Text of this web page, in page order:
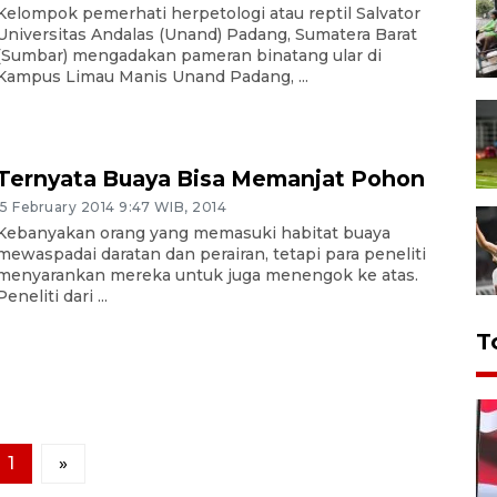
pemerhati herpetologi atau reptil Salvator
Andalas (Unand) Padang, Sumatera Barat
mengadakan pameran binatang ular di
Limau Manis Unand Padang, ...
Buaya Bisa Memanjat Pohon
February 2014 9:47 WIB, 2014
orang yang memasuki habitat buaya
daratan dan perairan, tetapi para peneliti
mereka untuk juga menengok ke atas.
dari ...
1 »